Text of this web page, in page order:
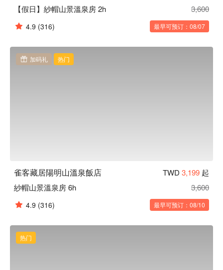
【假日】紗帽山景溫泉房 2h
3,600
4.9 (316) 最早可预订：08/07
加码礼 热门
雀客藏居陽明山溫泉飯店 TWD 3,199 起
紗帽山景溫泉房 6h
3,600
4.9 (316) 最早可预订：08/10
热门